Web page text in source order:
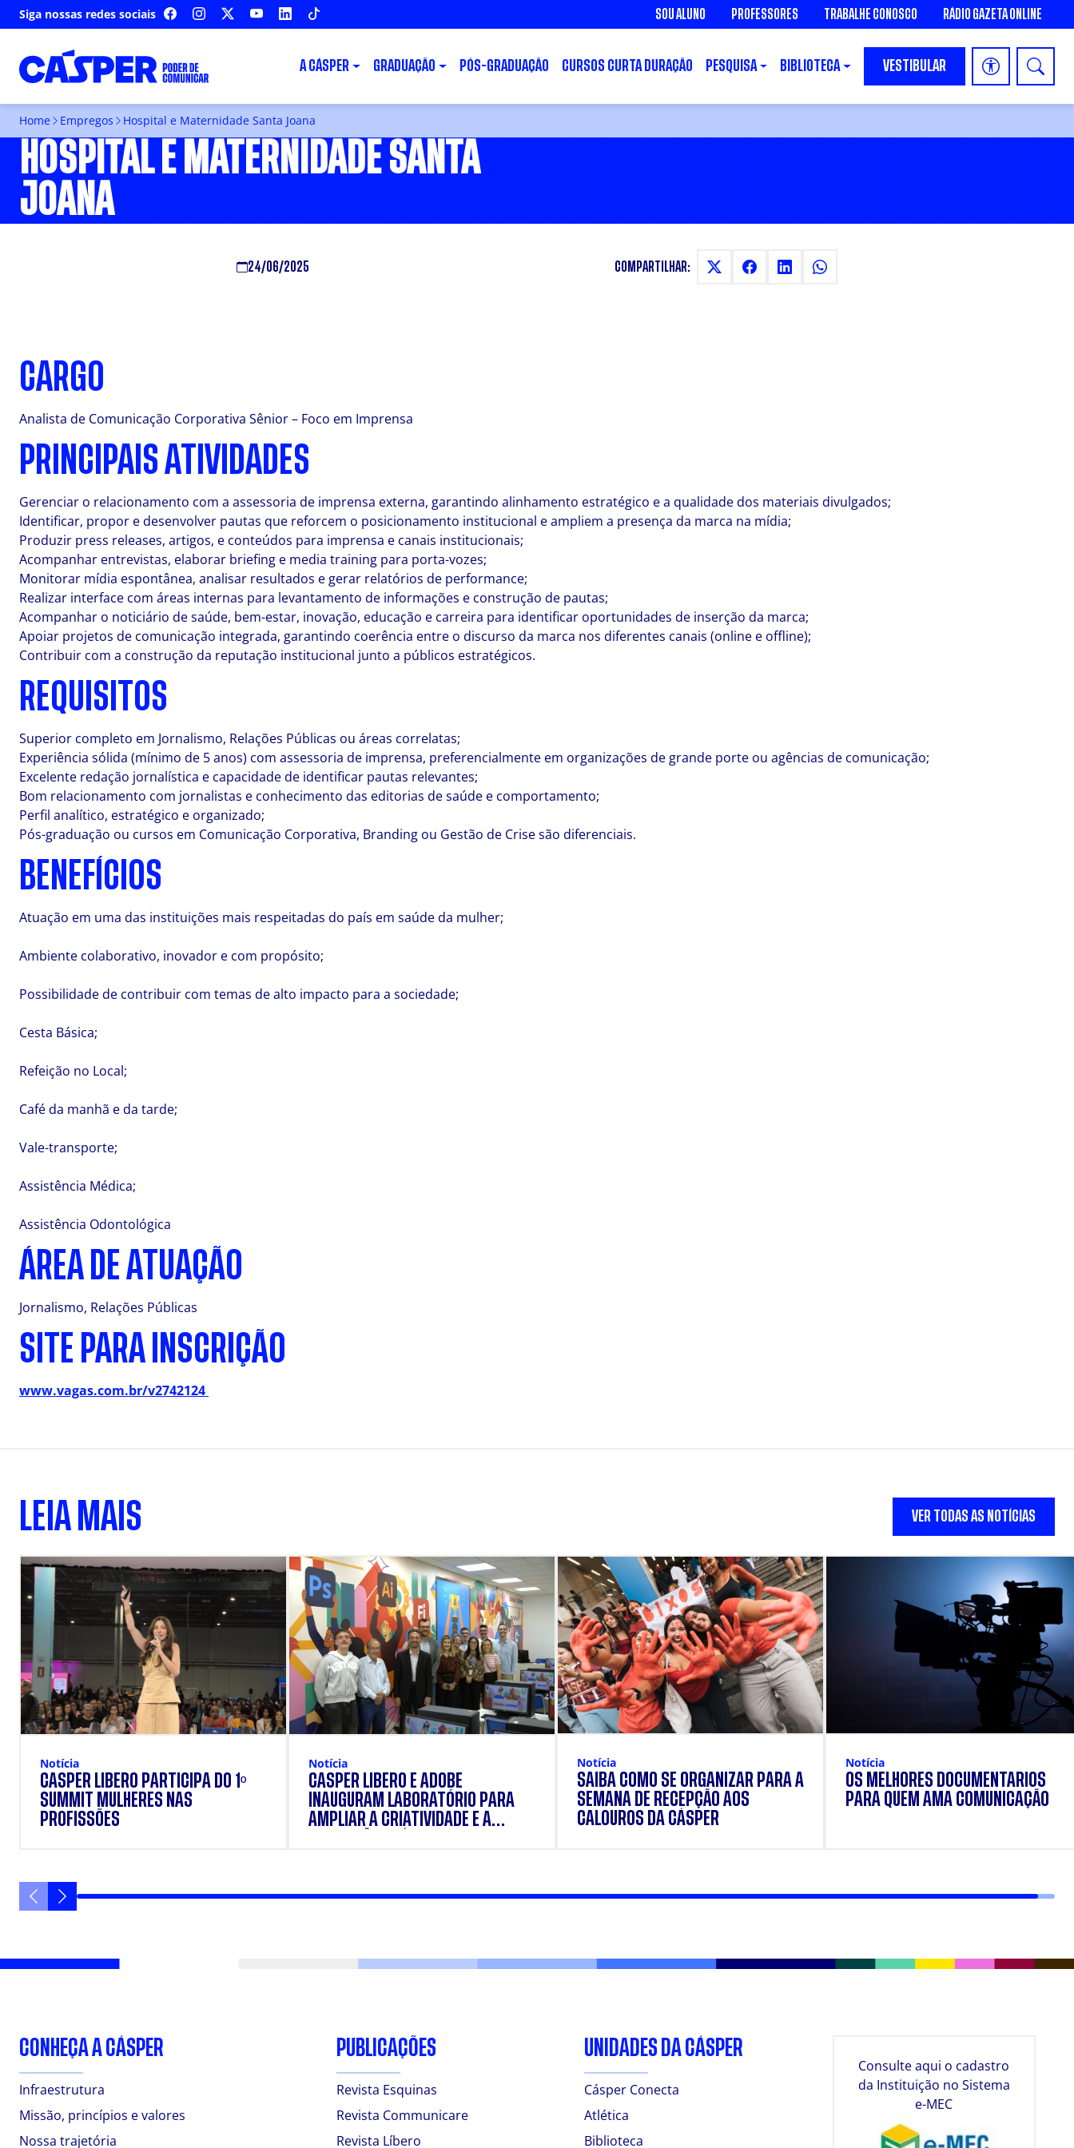
Siga nossas redes sociais FACEBOOKINSTAGRAM YOUTUBELINKEDIN SOU ALUNO PROFESSORES TRABALHE CONOSCO RÁDIO GAZETA ONLINE
A CÁSPER GRADUAÇÃO PÓS-GRADUAÇÃO CURSOS CURTA DURAÇÃO PESQUISA BIBLIOTECA VESTIBULAR
Home Empregos Hospital e Maternidade Santa Joana
HOSPITAL E MATERNIDADE SANTA
JOANA
24/06/2025 COMPARTILHAR:
CARGO
Analista de Comunicação Corporativa Sênior – Foco em Imprensa
PRINCIPAIS ATIVIDADES
Gerenciar o relacionamento com a assessoria de imprensa externa, garantindo alinhamento estratégico e a qualidade dos materiais divulgados;
Identificar, propor e desenvolver pautas que reforcem o posicionamento institucional e ampliem a presença da marca na mídia;
Produzir press releases, artigos, e conteúdos para imprensa e canais institucionais;
Acompanhar entrevistas, elaborar briefing e media training para porta-vozes;
Monitorar mídia espontânea, analisar resultados e gerar relatórios de performance;
Realizar interface com áreas internas para levantamento de informações e construção de pautas;
Acompanhar o noticiário de saúde, bem-estar, inovação, educação e carreira para identificar oportunidades de inserção da marca;
Apoiar projetos de comunicação integrada, garantindo coerência entre o discurso da marca nos diferentes canais (online e offline);
Contribuir com a construção da reputação institucional junto a públicos estratégicos.
REQUISITOS
Superior completo em Jornalismo, Relações Públicas ou áreas correlatas;
Experiência sólida (mínimo de 5 anos) com assessoria de imprensa, preferencialmente em organizações de grande porte ou agências de comunicação;
Excelente redação jornalística e capacidade de identificar pautas relevantes;
Bom relacionamento com jornalistas e conhecimento das editorias de saúde e comportamento;
Perfil analítico, estratégico e organizado;
Pós-graduação ou cursos em Comunicação Corporativa, Branding ou Gestão de Crise são diferenciais.
BENEFÍCIOS
Atuação em uma das instituições mais respeitadas do país em saúde da mulher;
Ambiente colaborativo, inovador e com propósito;
Possibilidade de contribuir com temas de alto impacto para a sociedade;
Cesta Básica;
Refeição no Local;
Café da manhã e da tarde;
Vale-transporte;
Assistência Médica;
Assistência Odontológica
ÁREA DE ATUAÇÃO
Jornalismo, Relações Públicas
SITE PARA INSCRIÇÃO
www.vagas.com.br/v2742124
LEIA MAIS VER TODAS AS NOTÍCIAS
Notícia
CÁSPER LÍBERO PARTICIPA DO 1º
SUMMIT MULHERES NAS
PROFISSÕES
Notícia
CÁSPER LÍBERO E ADOBE
INAUGURAM LABORATÓRIO PARA
AMPLIAR A CRIATIVIDADE E A
Notícia
SAIBA COMO SE ORGANIZAR PARA A
SEMANA DE RECEPÇÃO AOS
CALOUROS DA CÁSPER
Notícia
OS MELHORES DOCUMENTÁRIOS
PARA QUEM AMA COMUNICAÇÃO
CONHEÇA A CÁSPER
Infraestrutura
Missão, princípios e valores
Nossa trajetória
PUBLICAÇÕES
Revista Esquinas
Revista Communicare
Revista Líbero
UNIDADES DA CÁSPER
Cásper Conecta
Atlética
Biblioteca
Consulte aqui o cadastro
da Instituição no Sistema
e-MEC